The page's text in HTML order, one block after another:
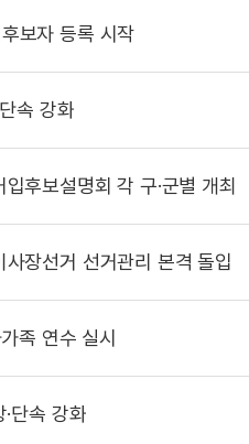
보자 등록 시작
속 강화
후보설명회 각 구·군별 개최
장선거 선거관리 본격 돌입
족 연수 실시
단속 강화